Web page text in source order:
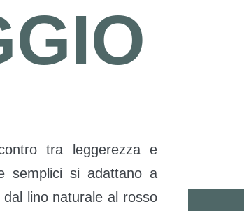
tra leggerezza e
semplici si adattano a
lino naturale al rosso